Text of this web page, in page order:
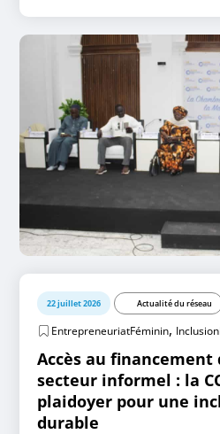
22 juillet 2026 Actualité du réseau
EntrepreneuriatFéminin,
Accès au financement
secteur informel : la
plaidoyer pour une
durable